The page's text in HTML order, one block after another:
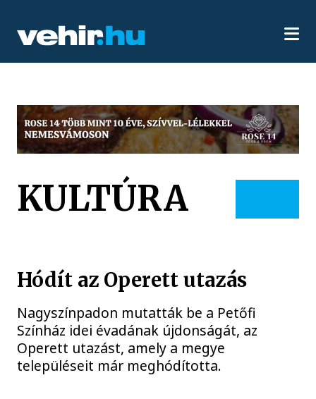
KULTÚRA
Hódít az Operett utazás
Nagyszínpadon mutatták be a Petőfi
Színház idei évadának újdonságát, az
Operett utazást, amely a megye
településeit már meghódította.